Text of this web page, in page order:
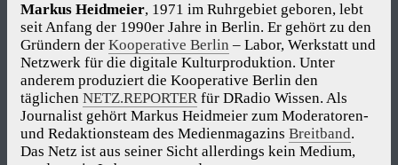
Markus Heidmeier, 1971 im Ruhrgebiet geboren, lebt
seit Anfang der 1990er Jahre in Berlin. Er gehört zu den
Gründern der Kooperative Berlin – Labor, Werkstatt und
Netzwerk für die digitale Kulturproduktion. Unter
anderem produziert die Kooperative Berlin den
täglichen NETZ.REPORTERfür DRadio Wissen. Als
Journalist gehört Markus Heidmeier zum Moderatoren-
und Redaktionsteam des Medienmagazins Breitband.
Das Netz ist aus seiner Sicht allerdings kein Medium,